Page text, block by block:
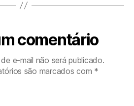
comentário
e-mail não será publicado.
são marcados com *